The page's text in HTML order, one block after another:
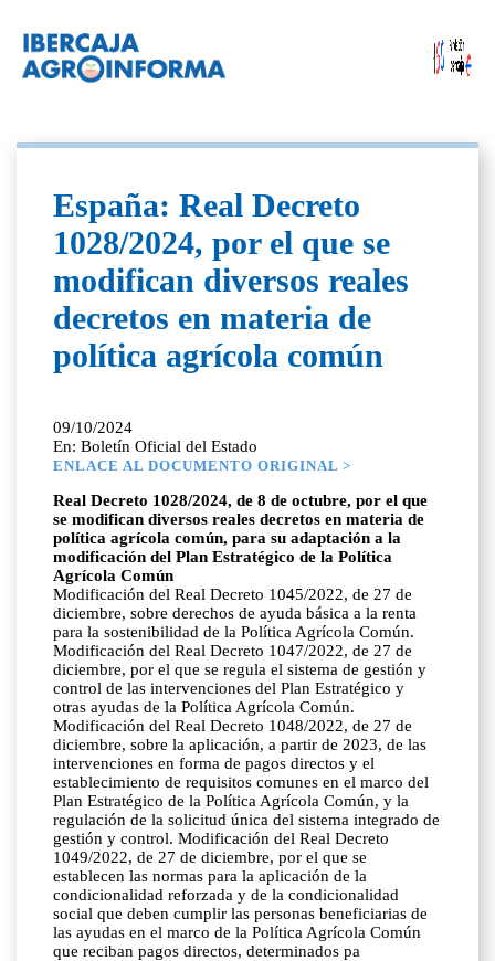
España: Real Decreto
1028/2024, por el que se
modifican diversos reales
decretos en materia de
política agrícola común
09/10/2024
En: Boletín Oficial del Estado
ENLACE AL DOCUMENTO ORIGINAL >
Real Decreto 1028/2024, de 8 de octubre, por el que
se modifican diversos reales decretos en materia de
política agrícola común, para su adaptación a la
modificación del Plan Estratégico de la Política
Agrícola Común
Modificación del Real Decreto 1045/2022, de 27 de
diciembre, sobre derechos de ayuda básica a la renta
para la sostenibilidad de la Política Agrícola Común.
Modificación del Real Decreto 1047/2022, de 27 de
diciembre, por el que se regula el sistema de gestión y
control de las intervenciones del Plan Estratégico y
otras ayudas de la Política Agrícola Común.
Modificación del Real Decreto 1048/2022, de 27 de
diciembre, sobre la aplicación, a partir de 2023, de las
intervenciones en forma de pagos directos y el
establecimiento de requisitos comunes en el marco del
Plan Estratégico de la Política Agrícola Común, y la
regulación de la solicitud única del sistema integrado de
gestión y control. Modificación del Real Decreto
1049/2022, de 27 de diciembre, por el que se
establecen las normas para la aplicación de la
condicionalidad reforzada y de la condicionalidad
social que deben cumplir las personas beneficiarias de
las ayudas en el marco de la Política Agrícola Común
que reciban pagos directos, determinados pa